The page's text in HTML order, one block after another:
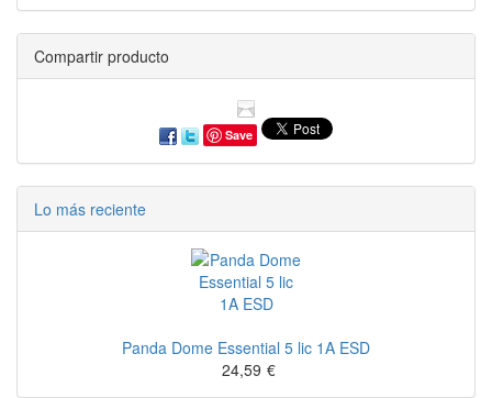
Compartir producto
Save
Lo más reciente
Panda Dome Essential 5 lic 1A ESD
24,59 €